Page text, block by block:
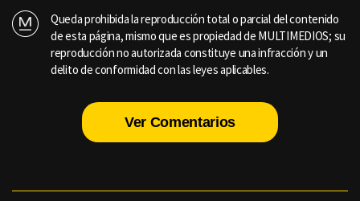
Queda prohibida la reproducción total o parcial del contenido
de esta página, mismo que es propiedad de MULTIMEDIOS; su
reproducción no autorizada constituye una infracción y un
delito de conformidad con las leyes aplicables.
Ver Comentarios